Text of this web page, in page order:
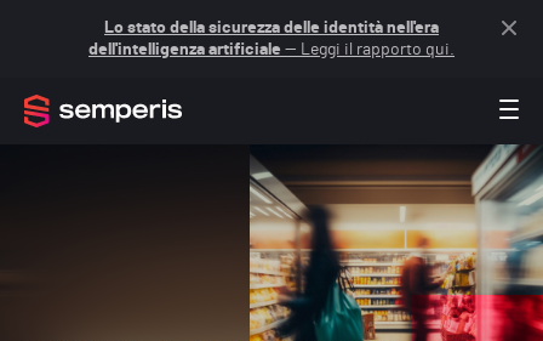
Lo stato della sicurezza delle identità nell'era
dell'intelligenza artificiale — Leggi il rapporto qui.